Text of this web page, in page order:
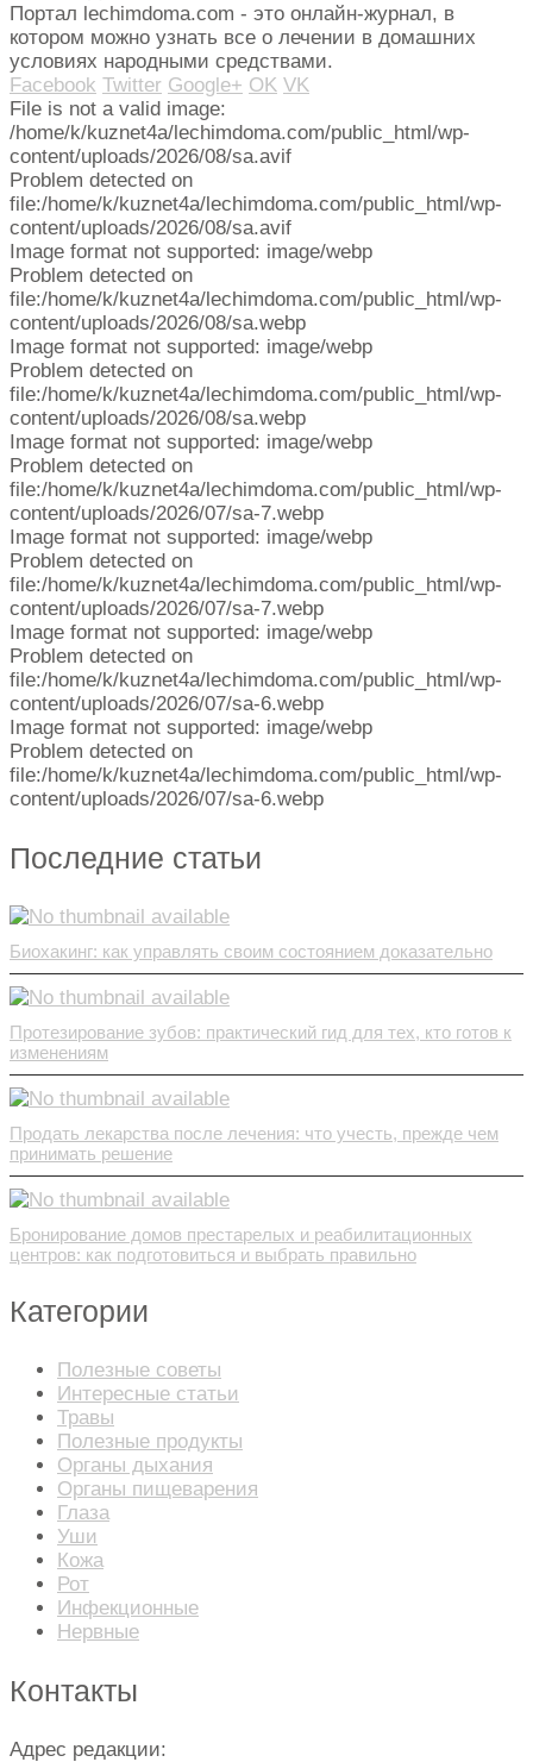
Портал lechimdoma.com - это онлайн-журнал, в
котором можно узнать все о лечении в домашних
условиях народными средствами.
Facebook Twitter Google+ OK VK
File is not a valid image:
/home/k/kuznet4a/lechimdoma.com/public_html/wp-
content/uploads/2026/08/sa.avif
Problem detected on
file:/home/k/kuznet4a/lechimdoma.com/public_html/wp-
content/uploads/2026/08/sa.avif
Image format not supported: image/webp
Problem detected on
file:/home/k/kuznet4a/lechimdoma.com/public_html/wp-
content/uploads/2026/08/sa.webp
Image format not supported: image/webp
Problem detected on
file:/home/k/kuznet4a/lechimdoma.com/public_html/wp-
content/uploads/2026/08/sa.webp
Image format not supported: image/webp
Problem detected on
file:/home/k/kuznet4a/lechimdoma.com/public_html/wp-
content/uploads/2026/07/sa-7.webp
Image format not supported: image/webp
Problem detected on
file:/home/k/kuznet4a/lechimdoma.com/public_html/wp-
content/uploads/2026/07/sa-7.webp
Image format not supported: image/webp
Problem detected on
file:/home/k/kuznet4a/lechimdoma.com/public_html/wp-
content/uploads/2026/07/sa-6.webp
Image format not supported: image/webp
Problem detected on
file:/home/k/kuznet4a/lechimdoma.com/public_html/wp-
content/uploads/2026/07/sa-6.webp
Последние статьи
Биохакинг: как управлять своим состоянием доказательно
Протезирование зубов: практический гид для тех, кто готов к
изменениям
Продать лекарства после лечения: что учесть, прежде чем
принимать решение
Бронирование домов престарелых и реабилитационных
центров: как подготовиться и выбрать правильно
Категории
Полезные советы
Интересные статьи
Травы
Полезные продукты
Органы дыхания
Органы пищеварения
Глаза
Уши
Кожа
Рот
Инфекционные
Нервные
Контакты
Адрес редакции: